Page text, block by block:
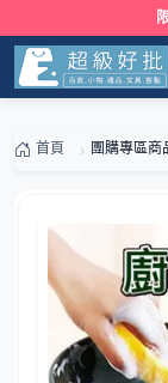
首頁 團購專區商